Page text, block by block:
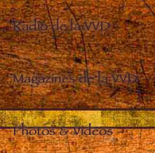
Radio de la VVD–
Magazines de la VVD–
Photos & Vidéos–